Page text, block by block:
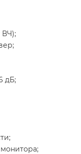
ВЧ);
дБ;